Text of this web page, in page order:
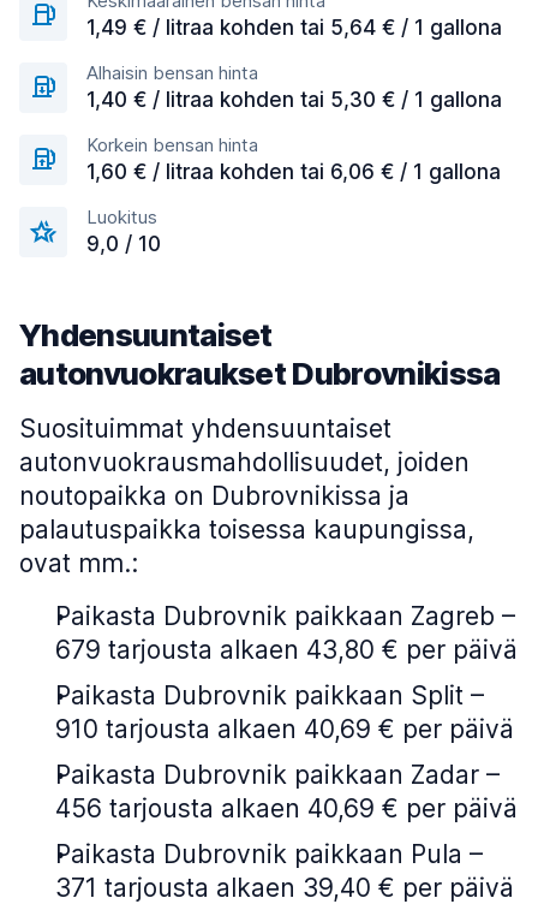
1,49 € / litraa kohden tai 5,64 € / 1 gallona
Alhaisin bensan hinta
1,40 € / litraa kohden tai 5,30 € / 1 gallona
Korkein bensan hinta
1,60 € / litraa kohden tai 6,06 € / 1 gallona
Luokitus
9,0 / 10
Yhdensuuntaiset
autonvuokraukset Dubrovnikissa
Suosituimmat yhdensuuntaiset
autonvuokrausmahdollisuudet, joiden
noutopaikka on Dubrovnikissa ja
palautuspaikka toisessa kaupungissa,
ovat mm.:
Paikasta Dubrovnik paikkaan Zagreb –
679 tarjousta alkaen 43,80 € per päivä
Paikasta Dubrovnik paikkaan Split –
910 tarjousta alkaen 40,69 € per päivä
Paikasta Dubrovnik paikkaan Zadar –
456 tarjousta alkaen 40,69 € per päivä
Paikasta Dubrovnik paikkaan Pula –
371 tarjousta alkaen 39,40 € per päivä